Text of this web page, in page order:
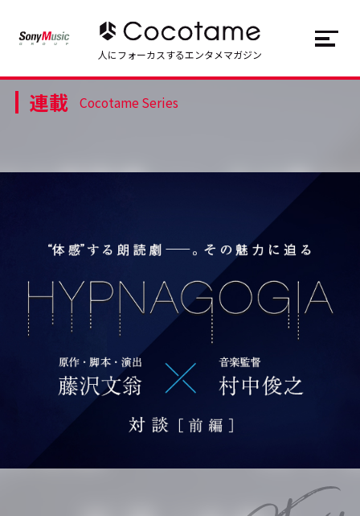
トップ Top
Cocotameとは About
JP EN
人にフォーカスするエンタメマガジン
連載 Cocotame Series